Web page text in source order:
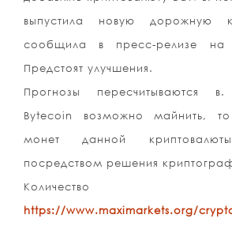
выпустила новую дорожную
сообщила в пресс-релизе на
Предстоят улучшения.
Прогнозы пересчитываются в.
Bytecoin возможно майнить,
монет данной
посредством решения
Количество
https://www.maximarkets.org/